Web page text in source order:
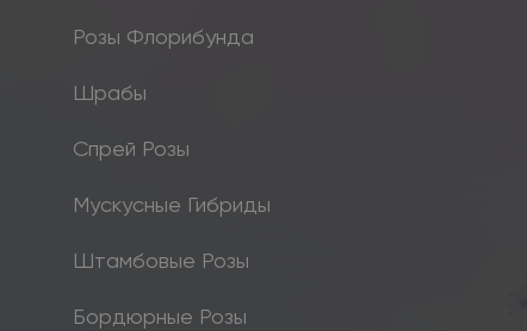
Розы Флорибунда
Шрабы
Спрей Розы
Мускусные Гибриды
Штамбовые Розы
Бордюрные Розы